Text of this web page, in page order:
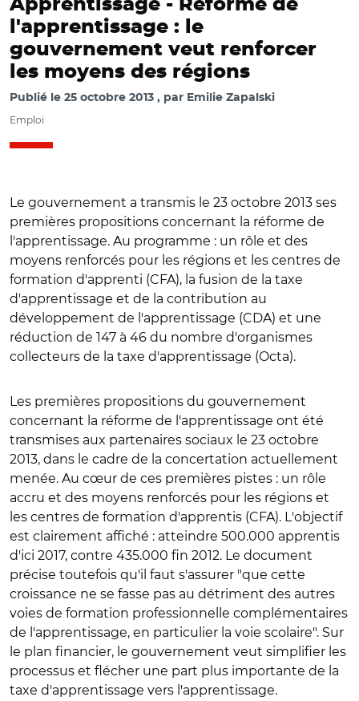
Apprentissage - Réforme de
l'apprentissage : le
gouvernement veut renforcer
les moyens des régions
Publié le 25 octobre 2013 par Emilie Zapalski
Emploi
Le gouvernement a transmis le 23 octobre 2013 ses
premières propositions concernant la réforme de
l'apprentissage. Au programme : un rôle et des
moyens renforcés pour les régions et les centres de
formation d'apprenti (CFA), la fusion de la taxe
d'apprentissage et de la contribution au
développement de l'apprentissage (CDA) et une
réduction de 147 à 46 du nombre d'organismes
collecteurs de la taxe d'apprentissage (Octa).
Les premières propositions du gouvernement
concernant la réforme de l'apprentissage ont été
transmises aux partenaires sociaux le 23 octobre
2013, dans le cadre de la concertation actuellement
menée. Au cœur de ces premières pistes : un rôle
accru et des moyens renforcés pour les régions et
les centres de formation d'apprentis (CFA). L'objectif
est clairement affiché : atteindre 500.000 apprentis
d'ici 2017, contre 435.000 fin 2012. Le document
précise toutefois qu'il faut s'assurer "que cette
croissance ne se fasse pas au détriment des autres
voies de formation professionnelle complémentaires
de l'apprentissage, en particulier la voie scolaire". Sur
le plan financier, le gouvernement veut simplifier les
processus et flécher une part plus importante de la
taxe d'apprentissage vers l'apprentissage.